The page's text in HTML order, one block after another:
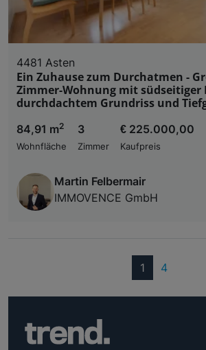
4481 Asten
Ein Zuhause zum Durchatmen -
Zimmer-Wohnung mit südseitiger
durchdachtem Grundriss und
84,91 m2
Wohnfläche
3
Zimmer
€ 225.000,00
Kaufpreis
Martin Felbermair
IMMOVENCE GmbH
1 (current)
4